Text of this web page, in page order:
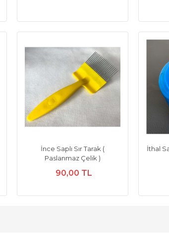
İnce Saplı Sır Tarak (
Paslanmaz Çelik )
90,00 TL
İthal